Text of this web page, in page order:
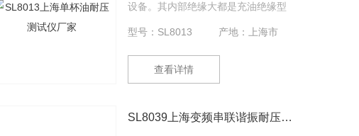
设备。其内部绝缘大都是充油绝缘型
规测试项目。为了适应电力行业飞速发
展的需要，我公司研制的SL8013系列全
自动油介电强度测试系统依据的国家标
业标准DL/T846,7-2004，并结合广大用
型号：SL8013 产地：上海市
查看详情
SL8039上海变频串联谐振耐压试验装置厂家